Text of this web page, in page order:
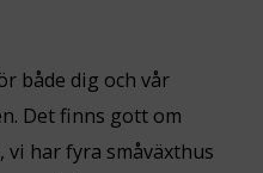
både dig och vår
Det finns gott om
har fyra småväxthus